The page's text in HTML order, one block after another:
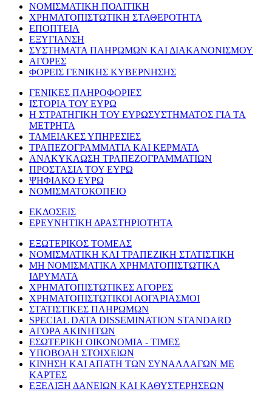
ΝΟΜΙΣΜΑΤΙΚΗ ΠΟΛΙΤΙΚΗ
ΧΡΗΜΑΤΟΠΙΣΤΩΤΙΚΗ ΣΤΑΘΕΡΟΤΗΤΑ
ΕΠΟΠΤΕΙΑ
ΕΞΥΓΙΑΝΣΗ
ΣΥΣΤΗΜΑΤΑ ΠΛΗΡΩΜΩΝ ΚΑΙ ΔΙΑΚΑΝΟΝΙΣΜΟΥ
ΑΓΟΡΕΣ
ΦΟΡΕΙΣ ΓΕΝΙΚΗΣ ΚΥΒΕΡΝΗΣΗΣ
ΓΕΝΙΚΕΣ ΠΛΗΡΟΦΟΡΙΕΣ
ΙΣΤΟΡΙΑ ΤΟΥ ΕΥΡΩ
Η ΣΤΡΑΤΗΓΙΚΗ ΤΟΥ ΕΥΡΩΣΥΣΤΗΜΑΤΟΣ ΓΙΑ ΤΑ
ΜΕΤΡΗΤΑ
ΤΑΜΕΙΑΚΕΣ ΥΠΗΡΕΣΙΕΣ
ΤΡΑΠΕΖΟΓΡΑΜΜΑΤΙΑ ΚΑΙ ΚΕΡΜΑΤΑ
ΑΝΑΚΥΚΛΩΣΗ ΤΡΑΠΕΖΟΓΡΑΜΜΑΤΙΩΝ
ΠΡΟΣΤΑΣΙΑ ΤΟΥ ΕΥΡΩ
ΨΗΦΙΑΚΟ ΕΥΡΩ
ΝΟΜΙΣΜΑΤΟΚΟΠΕΙΟ
ΕΚΔΟΣΕΙΣ
ΕΡΕΥΝΗΤΙΚΗ ΔΡΑΣΤΗΡΙΟΤΗΤΑ
ΕΞΩΤΕΡΙΚΟΣ ΤΟΜΕΑΣ
ΝΟΜΙΣΜΑΤΙΚΗ ΚΑΙ ΤΡΑΠΕΖΙΚΗ ΣΤΑΤΙΣΤΙΚΗ
ΜΗ ΝΟΜΙΣΜΑΤΙΚΑ ΧΡΗΜΑΤΟΠΙΣΤΩΤΙΚΑ
ΙΔΡΥΜΑΤΑ
ΧΡΗΜΑΤΟΠΙΣΤΩΤΙΚΕΣ ΑΓΟΡΕΣ
ΧΡΗΜΑΤΟΠΙΣΤΩΤΙΚΟΙ ΛΟΓΑΡΙΑΣΜΟΙ
ΣΤΑΤΙΣΤΙΚΕΣ ΠΛΗΡΩΜΩΝ
SPECIAL DATA DISSEMINATION STANDARD
ΑΓΟΡΑ ΑΚΙΝΗΤΩΝ
ΕΣΩΤΕΡΙΚΗ ΟΙΚΟΝΟΜΙΑ - ΤΙΜΕΣ
ΥΠΟΒΟΛΗ ΣΤΟΙΧΕΙΩΝ
ΚΙΝΗΣΗ ΚΑΙ ΑΠΑΤΗ ΤΩΝ ΣΥΝΑΛΛΑΓΩΝ ΜΕ
ΚΑΡΤΕΣ
ΕΞΕΛΙΞΗ ΔΑΝΕΙΩΝ ΚΑΙ ΚΑΘΥΣΤΕΡΗΣΕΩΝ